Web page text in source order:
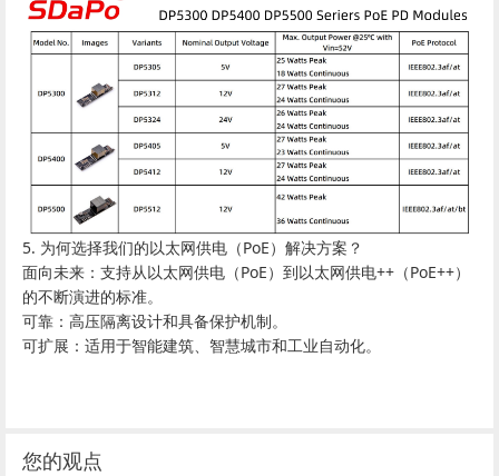
5. 为何选择我们的以太网供电（PoE）解决方案？
‌面向未来‌：支持从以太网供电（PoE）到以太网供电++（PoE++）
的不断演进的标准。
‌可靠‌：高压隔离设计和具备保护机制。
‌可扩展‌：适用于智能建筑、智慧城市和工业自动化。
您的观点